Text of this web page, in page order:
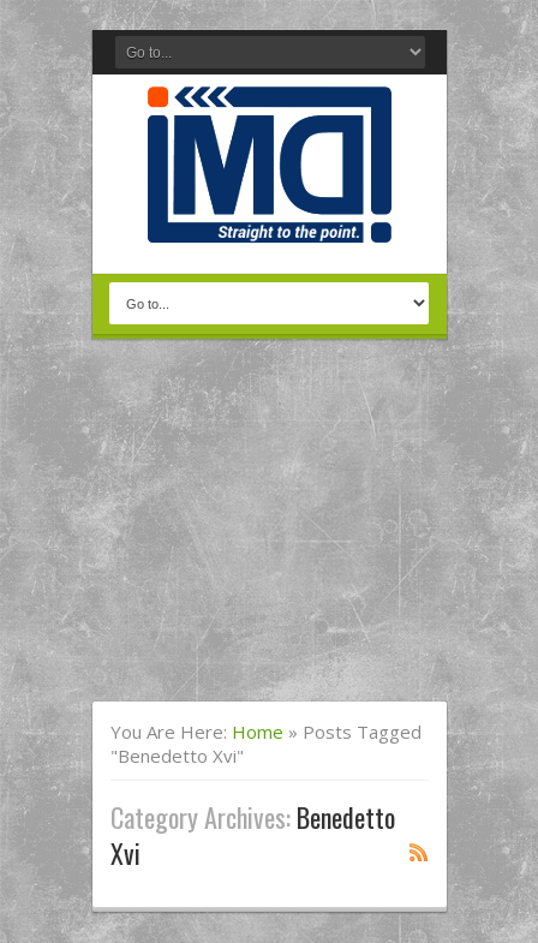
You Are Here: Home » Posts Tagged
"benedetto Xvi"
Category Archives:Benedetto
Xvi